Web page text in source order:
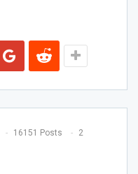
16151 Posts 2